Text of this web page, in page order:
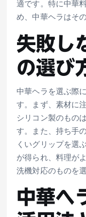
適です。特に中華
め、中華ヘラはそ
失敗し
の選び
中華ヘラを選ぶ際
す。まず、素材に
シリコン製のもの
す。また、持ち手
くいグリップを選
が得られ、料理が
洗機対応のものを
中華ヘ